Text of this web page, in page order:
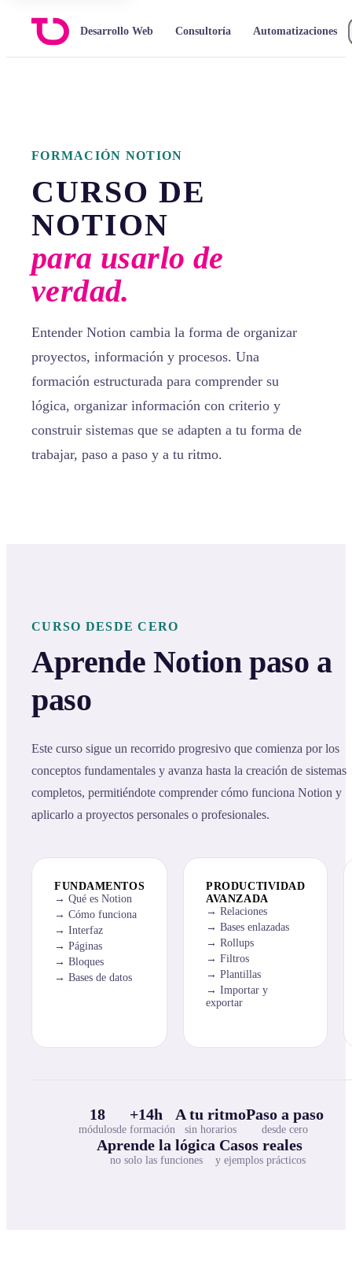
Desarrollo Web Consultoría Automatizaciones
FORMACIÓN NOTION
CURSO DE
NOTION
para usarlo de
verdad.
Entender Notion cambia la forma de organizar
proyectos, información y procesos. Una
formación estructurada para comprender su
lógica, organizar información con criterio y
construir sistemas que se adapten a tu forma de
trabajar, paso a paso y a tu ritmo.
CURSO DESDE CERO
Aprende Notion paso a
paso
Este curso sigue un recorrido progresivo que comienza por los
conceptos fundamentales y avanza hasta la creación de sistemas
completos, permitiéndote comprender cómo funciona Notion y
aplicarlo a proyectos personales o profesionales.
FUNDAMENTOS
Qué es Notion
Cómo funciona
Interfaz
Páginas
Bloques
Bases de datos
PRODUCTIVIDAD
AVANZADA
Relaciones
Bases enlazadas
Rollups
Filtros
Plantillas
Importar y
exportar
18
módulos
+14h
de formación
A tu ritmo
sin horarios
Paso a paso
desde cero
Aprende la lógica
no solo las funciones
Casos reales
y ejemplos prácticos